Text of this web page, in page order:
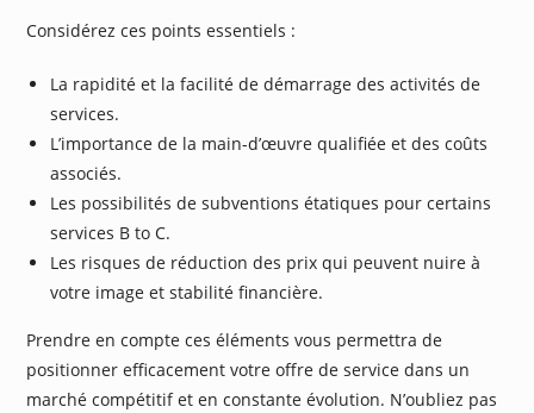
Considérez ces points essentiels :
La rapidité et la facilité de démarrage des activités de
services.
L’importance de la main-d’œuvre qualifiée et des coûts
associés.
Les possibilités de subventions étatiques pour certains
services B to C.
Les risques de réduction des prix qui peuvent nuire à
votre image et stabilité financière.
Prendre en compte ces éléments vous permettra de
positionner efficacement votre offre de service dans un
marché compétitif et en constante évolution. N’oubliez pas